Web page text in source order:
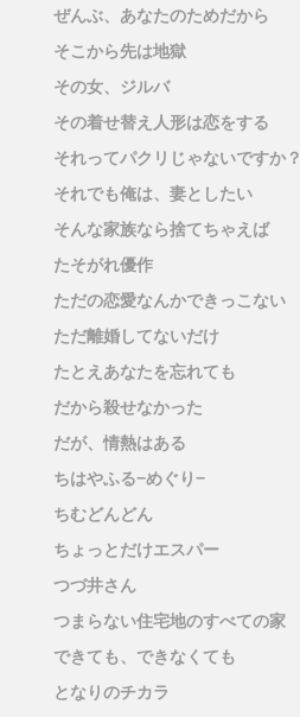
ぜんぶ、あなたのためだから
そこから先は地獄
その女、ジルバ
その着せ替え人形は恋をする
それってパクリじゃないですか？
それでも俺は、妻としたい
そんな家族なら捨てちゃえば
たそがれ優作
ただの恋愛なんかできっこない
ただ離婚してないだけ
たとえあなたを忘れても
だから殺せなかった
だが、情熱はある
ちはやふる−めぐり−
ちむどんどん
ちょっとだけエスパー
つづ井さん
つまらない住宅地のすべての家
できても、できなくても
となりのチカラ